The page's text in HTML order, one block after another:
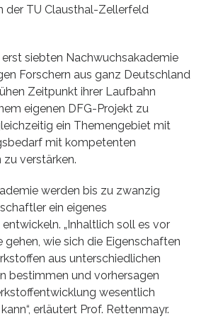
der TU Clausthal-Zellerfeld
siebten Nachwuchsakademie
Forschern aus ganz Deutschland
Zeitpunkt ihrer Laufbahn
eigenen DFG-Projekt zu
ein Themengebiet mit
mit kompetenten
verstärken.
werden bis zu zwanzig
ein eigenes
„Inhaltlich soll es vor
gehen, wie sich die Eigenschaften
aus unterschiedlichen
bestimmen und vorhersagen
wesentlich
erläutert Prof. Rettenmayr.